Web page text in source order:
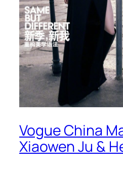
Vogue China
Xiaowen Ju &